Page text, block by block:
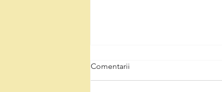
Comentarii